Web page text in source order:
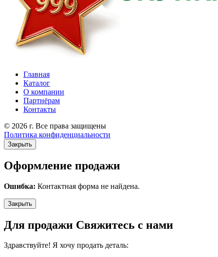
Главная
Каталог
О компании
Партнёрам
Контакты
© 2026 г. Все права защищены
Политика конфиденциальности
Закрыть
Оформление продажи
Ошибка: Контактная форма не найдена.
Закрыть
Для продажи Свяжитесь с нами
Здравствуйте! Я хочу продать деталь: